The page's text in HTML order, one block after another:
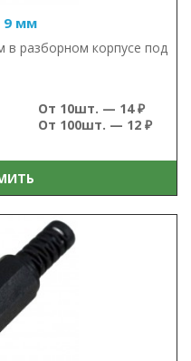
9 мм
в разборном корпусе под
От 10шт. — 14 ₽
От 100шт. — 12 ₽